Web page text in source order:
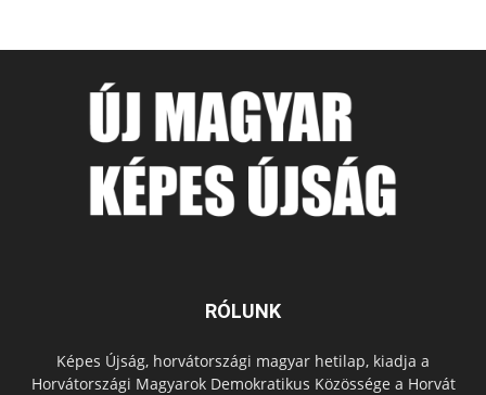
RÓLUNK
Képes Újság, horvátországi magyar hetilap, kiadja a
Horvátországi Magyarok Demokratikus Közössége a Horvát